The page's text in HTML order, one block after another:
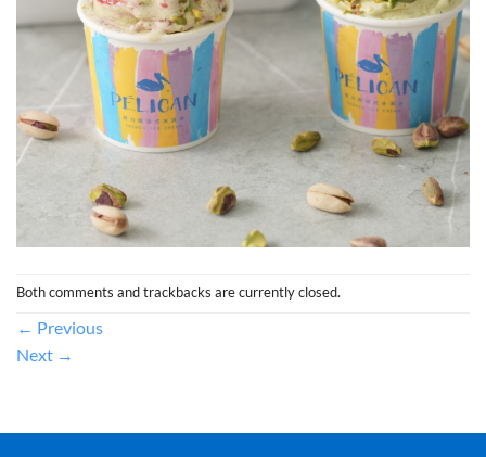
Both comments and trackbacks are currently closed.
← Previous
Next →